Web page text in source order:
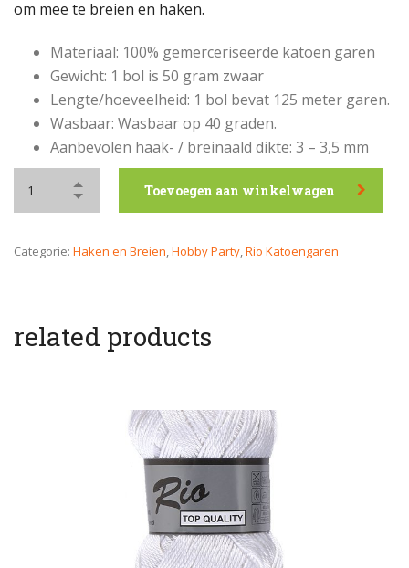
om mee te breien en haken.
Materiaal: 100% gemerceriseerde katoen garen
Gewicht: 1 bol is 50 gram zwaar
Lengte/hoeveelheid: 1 bol bevat 125 meter garen.
Wasbaar: Wasbaar op 40 graden.
Aanbevolen haak- / breinaald dikte: 3 – 3,5 mm
Toevoegen aan winkelwagen
Categorie: Haken en Breien,Hobby Party,Rio Katoengaren
related products